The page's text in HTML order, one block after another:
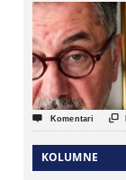
 Komentari 
KOLUMNE